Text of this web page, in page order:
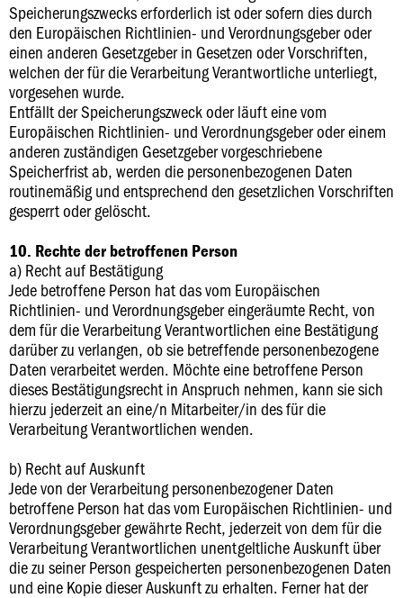
Speicherungszwecks erforderlich ist oder sofern dies durch
den Europäischen Richtlinien- und Verordnungsgeber oder
einen anderen Gesetzgeber in Gesetzen oder Vorschriften,
welchen der für die Verarbeitung Verantwortliche unterliegt,
vorgesehen wurde.
Entfällt der Speicherungszweck oder läuft eine vom
Europäischen Richtlinien- und Verordnungsgeber oder einem
anderen zuständigen Gesetzgeber vorgeschriebene
Speicherfrist ab, werden die personenbezogenen Daten
routinemäßig und entsprechend den gesetzlichen Vorschriften
gesperrt oder gelöscht.
10. Rechte der betroffenen Person
a) Recht auf Bestätigung
Jede betroffene Person hat das vom Europäischen
Richtlinien- und Verordnungsgeber eingeräumte Recht, von
dem für die Verarbeitung Verantwortlichen eine Bestätigung
darüber zu verlangen, ob sie betreffende personenbezogene
Daten verarbeitet werden. Möchte eine betroffene Person
dieses Bestätigungsrecht in Anspruch nehmen, kann sie sich
hierzu jederzeit an eine/n Mitarbeiter/in des für die
Verarbeitung Verantwortlichen wenden.
b) Recht auf Auskunft
Jede von der Verarbeitung personenbezogener Daten
betroffene Person hat das vom Europäischen Richtlinien- und
Verordnungsgeber gewährte Recht, jederzeit von dem für die
Verarbeitung Verantwortlichen unentgeltliche Auskunft über
die zu seiner Person gespeicherten personenbezogenen Daten
und eine Kopie dieser Auskunft zu erhalten. Ferner hat der